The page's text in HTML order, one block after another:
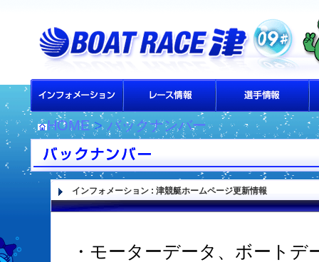
HOME>バックナンバー
インフォメーション : 津競艇ホームページ更新情報
・モーターデータ、ボート